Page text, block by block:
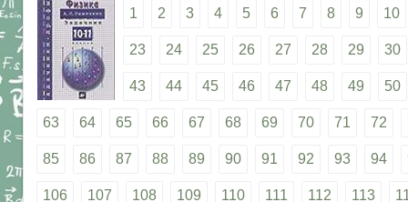
1 2 3 4 5 6 7 8 9 10
23 24 25 26 27 28 29 30
43 44 45 46 47 48 49 50
63 64 65 66 67 68 69 70 71 72
85 86 87 88 89 90 91 92 93 94
106 107 108 109 110 111 112 113